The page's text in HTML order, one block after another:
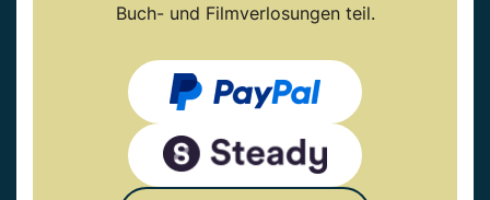
Buch- und Filmverlosungen teil.